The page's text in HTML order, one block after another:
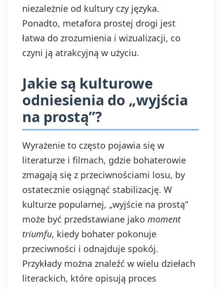
niezależnie od kultury czy języka.
Ponadto, metafora prostej drogi jest
łatwa do zrozumienia i wizualizacji, co
czyni ją atrakcyjną w użyciu.
Jakie są kulturowe
odniesienia do „wyjścia
na prostą”?
Wyrażenie to często pojawia się w
literaturze i filmach, gdzie bohaterowie
zmagają się z przeciwnościami losu, by
ostatecznie osiągnąć stabilizację. W
kulturze popularnej, „wyjście na prostą”
może być przedstawiane jako moment
triumfu, kiedy bohater pokonuje
przeciwności i odnajduje spokój.
Przykłady można znaleźć w wielu dziełach
literackich, które opisują proces